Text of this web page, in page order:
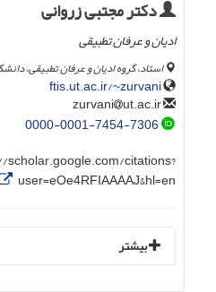
دکتر مجتبی زروانی
ادیان و عرفان تطبیقی
استاد، گروه ادیان و عرفان تطبیقی،
ftis.ut.ac.ir/~zurvani
ut.ac.ir
0000-0001-7454-7306
scholar.google.com/citations?
user=eOe4RFIAAAAJ&hl=en
بیشتر